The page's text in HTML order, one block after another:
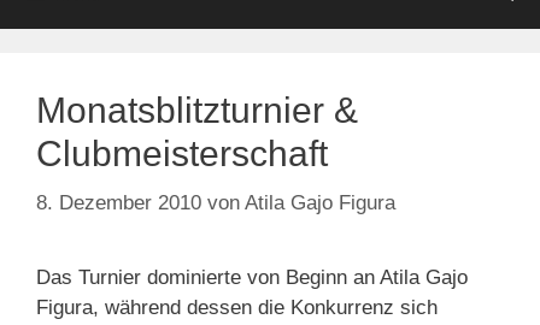
Monatsblitzturnier &
Clubmeisterschaft
8. Dezember 2010 von Atila Gajo Figura
Das Turnier dominierte von Beginn an Atila Gajo
Figura, während dessen die Konkurrenz sich